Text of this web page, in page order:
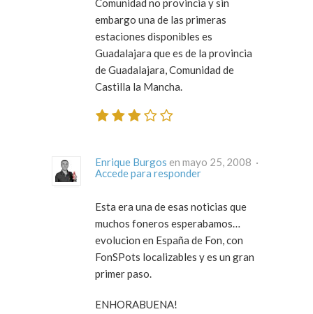
Comunidad no provincia y sin
embargo una de las primeras
estaciones disponibles es
Guadalajara que es de la provincia
de Guadalajara, Comunidad de
Castilla la Mancha.
Enrique Burgos
en mayo 25, 2008 ·
Accede para responder
Esta era una de esas noticias que
muchos foneros esperabamos…
evolucion en España de Fon, con
FonSPots localizables y es un gran
primer paso.
ENHORABUENA!